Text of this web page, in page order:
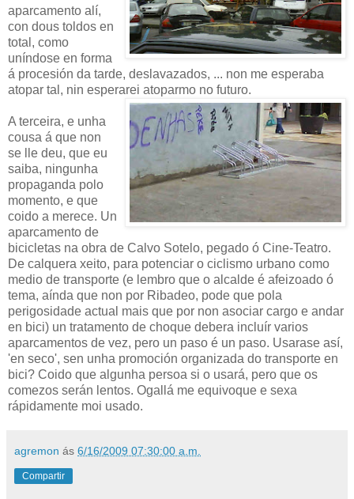
aparcamento alí,
con dous toldos en
total, como
uníndose en forma
á procesión da tarde, deslavazados, ... non me esperaba
atopar tal, nin esperarei atoparmo no futuro.
A terceira, e unha
cousa á que non
se lle deu, que eu
saiba, ningunha
propaganda polo
momento, e que
coido a merece. Un
aparcamento de
bicicletas na obra de Calvo Sotelo, pegado ó Cine-Teatro.
De calquera xeito, para potenciar o ciclismo urbano como
medio de transporte (e lembro que o alcalde é afeizoado ó
tema, aínda que non por Ribadeo, pode que pola
perigosidade actual mais que por non asociar cargo e andar
en bici) un tratamento de choque debera incluír varios
aparcamentos de vez, pero un paso é un paso. Usarase así,
'en seco', sen unha promoción organizada do transporte en
bici? Coido que algunha persoa si o usará, pero que os
comezos serán lentos. Ogallá me equivoque e sexa
rápidamente moi usado.
agremon ás 6/16/2009 07:30:00 a.m.
Compartir